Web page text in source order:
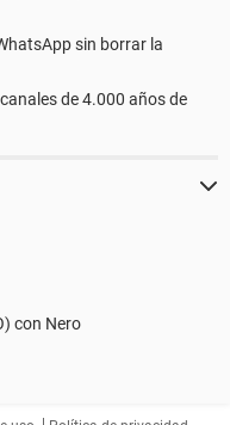
sin borrar la
de 4.000 años de
con Nero